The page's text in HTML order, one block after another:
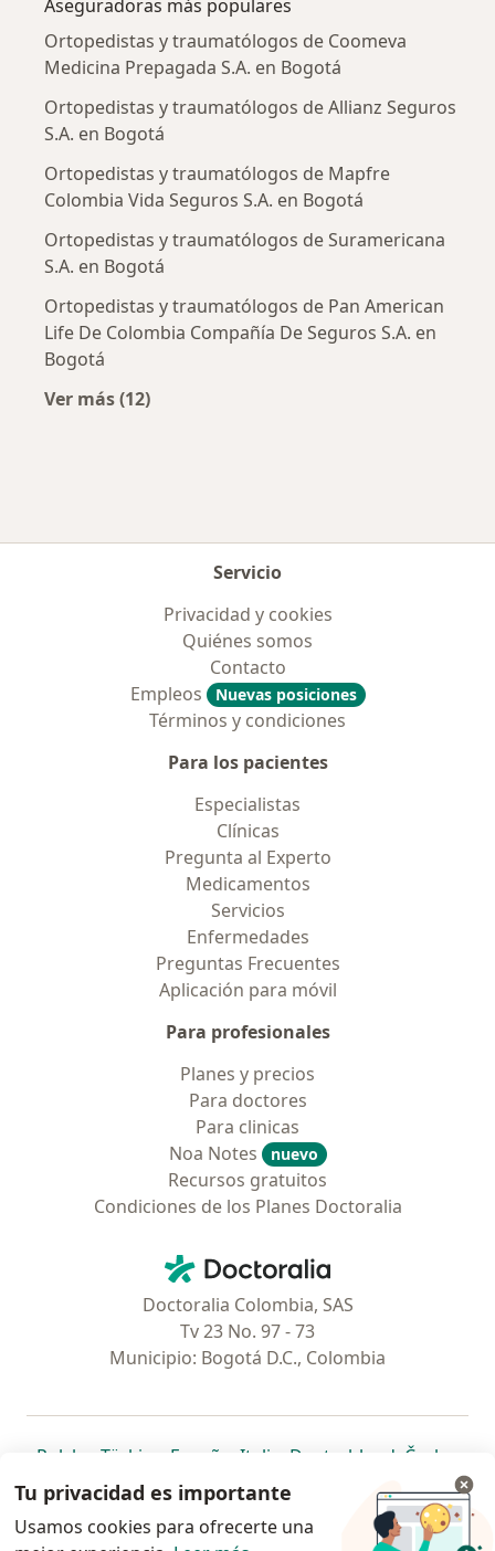
Aseguradoras más populares
Ortopedistas y traumatólogos de Coomeva
Medicina Prepagada S.A. en Bogotá
Ortopedistas y traumatólogos de Allianz Seguros
S.A. en Bogotá
Ortopedistas y traumatólogos de Mapfre
Colombia Vida Seguros S.A. en Bogotá
Ortopedistas y traumatólogos de Suramericana
S.A. en Bogotá
Ortopedistas y traumatólogos de Pan American
Life De Colombia Compañía De Seguros S.A. en
Bogotá
Ver más (12)
Servicio
Privacidad y cookies
Quiénes somos
Contacto
Empleos
Nuevas posiciones
Términos y condiciones
Para los pacientes
Especialistas
Clínicas
Pregunta al Experto
Medicamentos
Servicios
Enfermedades
Preguntas Frecuentes
Aplicación para móvil
Para profesionales
Planes y precios
Para doctores
Para clinicas
Noa Notes
nuevo
Recursos gratuitos
Condiciones de los Planes Doctoralia
Doctoralia - Página de inicio
Doctoralia Colombia, SAS
Tv 23 No. 97 - 73
Municipio: Bogotá D.C., Colombia
Polska se abre en una nueva pestaña
Türkiye se abre en una nueva pestaña
España se abre en una nueva pestaña
Italia se abre en una nueva
Deutschlandse abre en
Česko
Portugal
se abre en una nueva pestaña
México se abre en una nueva pestaña
Chile se abre en una nueva pestaña
Brasil se abre en una nueva
se abre en
se
se abre en una nueva
Tu privacidad es importante
Usamos cookies para ofrecerte una